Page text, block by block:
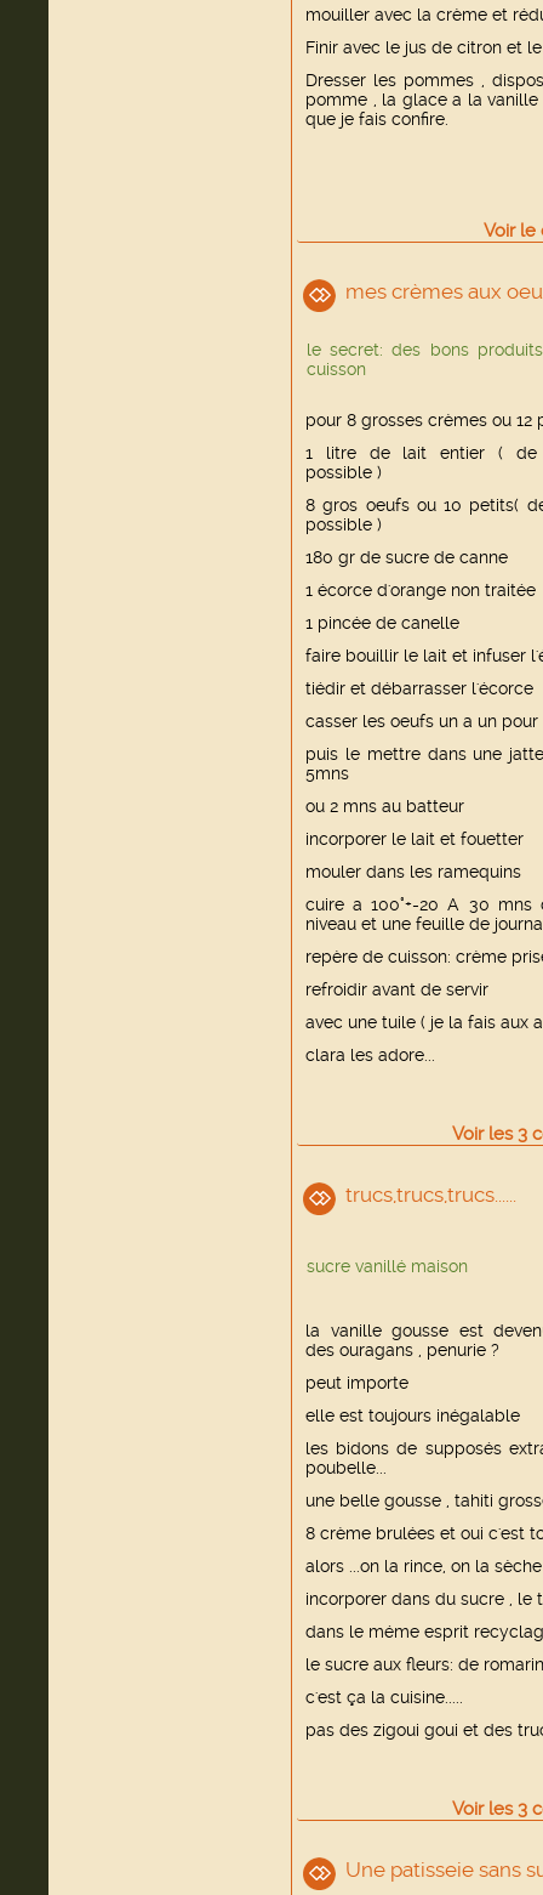
mouiller avec la crème et
Finir avec le jus de citron et
Dresser les pommes ,
pomme , la glace a la
que je fais confire.
Voir le
mes crèmes aux
le secret: des bons
cuisson
pour 8 grosses crèmes ou 12
1 litre de lait entier ( de
possible )
8 gros oeufs ou 10 petits(
possible )
180 gr de sucre de canne
1 écorce d'orange non traitée
1 pincée de canelle
faire bouillir le lait et infuser
tiédir et débarrasser l'écorce
casser les oeufs un a un
puis le mettre dans une
5mns
ou 2 mns au batteur
incorporer le lait et fouetter
mouler dans les ramequins
cuire a 100°+-20 A 30
niveau et une feuille de
repère de cuisson: crème
refroidir avant de servir
avec une tuile ( je la fais aux
clara les adore...
Voir les3
trucs,trucs,trucs......
sucre vanillé maison
la vanille gousse est
des ouragans , penurie ?
peut importe
elle est toujours inégalable
les bidons de supposés
poubelle...
une belle gousse , tahiti
8 crème brulées et oui c'est
alors ...on la rince, on la
incorporer dans du sucre , le
dans le méme esprit
le sucre aux fleurs: de
c'est ça la cuisine.....
pas des zigoui goui et des
Voir les3
Une patisseie sans